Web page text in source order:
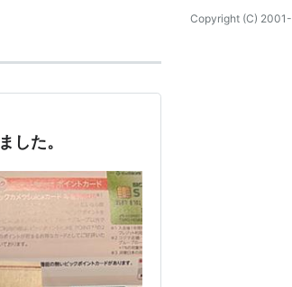
した。
Copyright (C) 2001-